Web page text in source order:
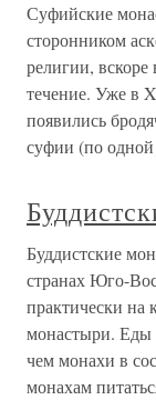
Суфийские
сторонником
религии, вскоре
течение. Уже в
появились
суфии (по одной
Буддистские
странах Юго-
практически на
монастыри. Еды
чем монахи в
монахам